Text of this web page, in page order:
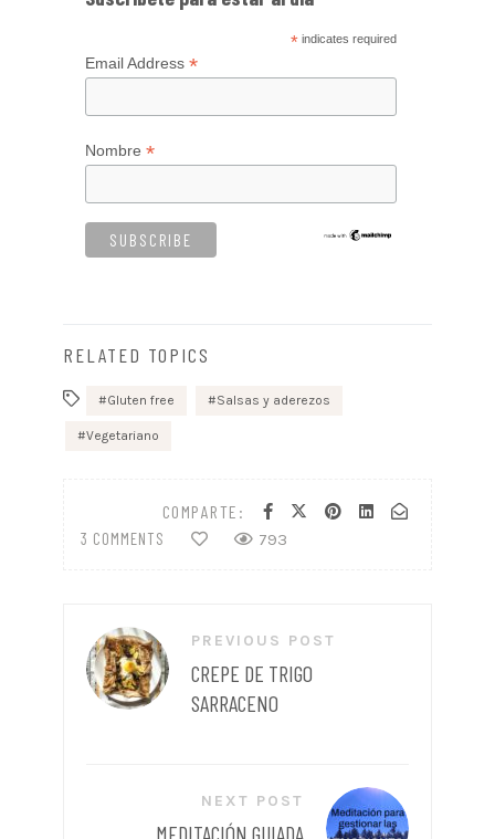
* indicates required
Email Address *
Nombre *
RELATED TOPICS
Gluten free Salsas y aderezos
Vegetariano
COMPARTE:
3 COMMENTS 793
PREVIOUS POST
CREPE DE TRIGO
SARRACENO
NEXT POST
MEDITACIÓN GUIADA